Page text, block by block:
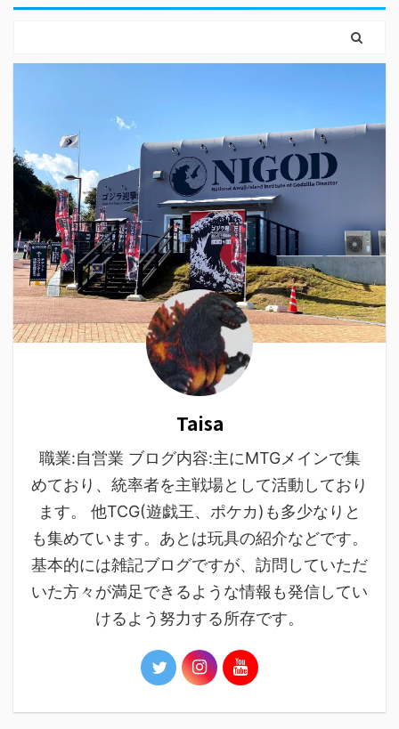
Taisa
職業:自営業 ブログ内容:主にMTGメインで集
めており、統率者を主戦場として活動しており
ます。 他TCG(遊戯王、ポケカ)も多少なりと
も集めています。あとは玩具の紹介などです。
基本的には雑記ブログですが、訪問していただ
いた方々が満足できるような情報も発信してい
けるよう努力する所存です。